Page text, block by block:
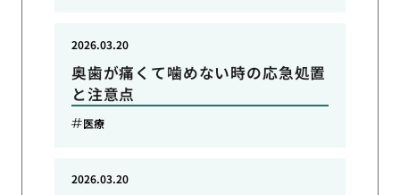
奥歯が痛くて噛めない時の応急処置
と注意点
2026.03.20
医療
2026.03.20